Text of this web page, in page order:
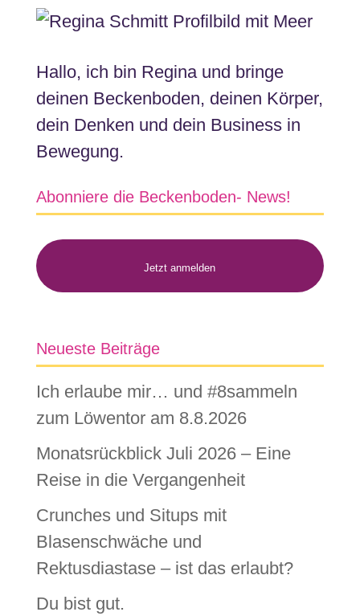
Hallo, ich bin Regina und bringe
deinen Beckenboden, deinen Körper,
dein Denken und dein Business in
Bewegung.
Abonniere die Beckenboden- News!
Jetzt anmelden
Neueste Beiträge
Ich erlaube mir… und #8sammeln
zum Löwentor am 8.8.2026
Monatsrückblick Juli 2026 – Eine
Reise in die Vergangenheit
Crunches und Situps mit
Blasenschwäche und
Rektusdiastase – ist das erlaubt?
Du bist gut.